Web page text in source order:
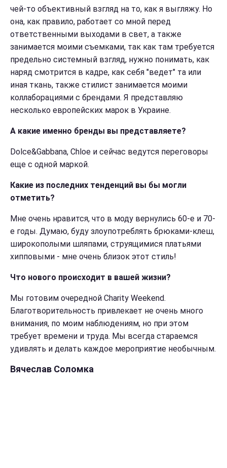
чей-то объективный взгляд на то, как я выгляжу. Но
она, как правило, работает со мной перед
ответственными выходами в свет, а также
занимается моими съемками, так как там требуется
предельно системный взгляд, нужно понимать, как
наряд смотрится в кадре, как себя "ведет" та или
иная ткань, также стилист занимается моими
коллаборациями с брендами. Я представляю
несколько европейских марок в Украине.
А какие именно бренды вы представляете?
Dolce&Gabbana, Chloe и сейчас ведутся переговоры
еще с одной маркой.
Какие из последних тенденций вы бы могли
отметить?
Мне очень нравится, что в моду вернулись 60-е и 70-
е годы. Думаю, буду злоупотреблять брюками-клеш,
широкополыми шляпами, струящимися платьями
хипповыми - мне очень близок этот стиль!
Что нового происходит в вашей жизни?
Мы готовим очередной Charity Weekend.
Благотворительность привлекает не очень много
внимания, по моим наблюдениям, но при этом
требует времени и труда. Мы всегда стараемся
удивлять и делать каждое мероприятие необычным.
Вячеслав Соломка